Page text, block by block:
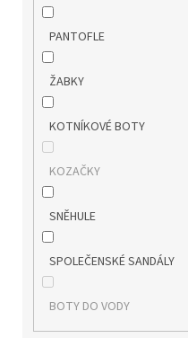
WONDERS
ZAXY
PANTOFLE
ŽABKY
KOTNÍKOVÉ BOTY
KOZAČKY
SNĚHULE
SPOLEČENSKÉ SANDÁLY
BOTY DO VODY